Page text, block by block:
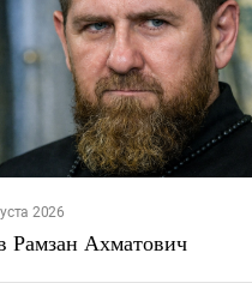
2026
Рамзан Ахматович